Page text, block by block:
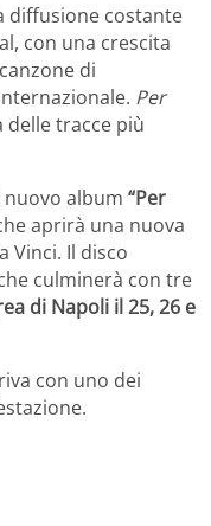
diffusione costante
con una crescita
di
Per
tracce più
nuovo album “Per
aprirà una nuova
Vinci. Il disco
culminerà con tre
di Napoli il 25, 26 e
con uno dei